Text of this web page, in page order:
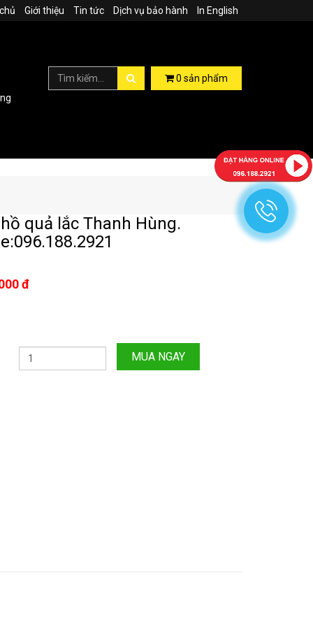
Giới thiệu Tin tức Dịch vụ bảo hành In English
0 sản phẩm
quả lắc Thanh Hùng.
đ
MUA NGAY